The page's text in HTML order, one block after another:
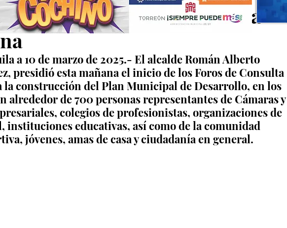
los Foros de Consulta
a 10 de marzo de 2025.- El alcalde Román Alberto
presidió esta mañana el inicio de los Foros de Consulta
la construcción del Plan Municipal de Desarrollo, en los
alrededor de 700 personas representantes de Cámaras y
colegios de profesionistas, organizaciones de
instituciones educativas, así como de la comunidad
jóvenes, amas de casa y ciudadanía en general.